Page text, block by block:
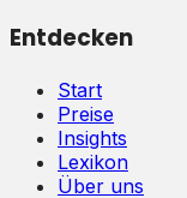
Entdecken
Start
Preise
Insights
Lexikon
Über uns